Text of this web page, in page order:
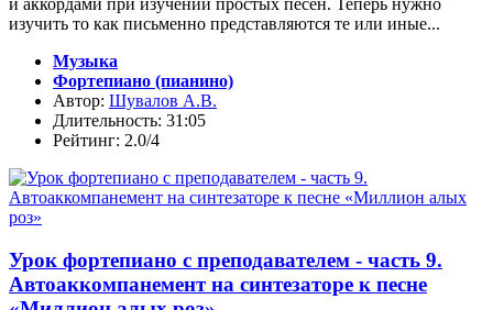
изучить то как письменно представляются те или иные...
Музыка
Фортепиано (пианино)
Автор: Шувалов А.В.
Длительность: 31:05
Рейтинг: 2.0/4
Урок фортепиано с преподавателем - часть 9.
Автоаккомпанемент на синтезаторе к песне